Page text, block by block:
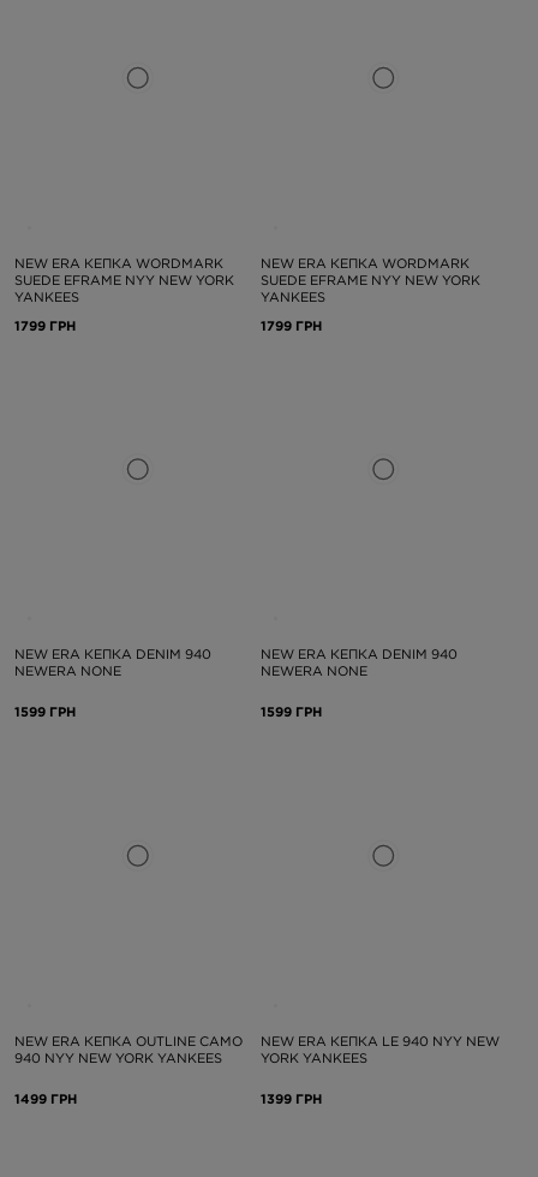
NEW ERA КЕПКА WORDMARK
SUEDE EFRAME NYY NEW YORK
YANKEES
1799 ГРН
NEW ERA КЕПКА WORDMARK
SUEDE EFRAME NYY NEW YORK
YANKEES
1799 ГРН
NEW ERA КЕПКА DENIM 940
NEWERA NONE
1599 ГРН
NEW ERA КЕПКА DENIM 940
NEWERA NONE
1599 ГРН
NEW ERA КЕПКА OUTLINE CAMO
940 NYY NEW YORK YANKEES
1499 ГРН
NEW ERA КЕПКА LE 940 NYY NEW
YORK YANKEES
1399 ГРН